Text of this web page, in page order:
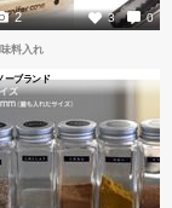
3 0
2
料入れ
ーブランド